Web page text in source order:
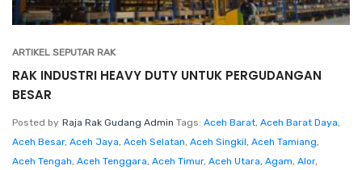
ARTIKEL SEPUTAR RAK
RAK INDUSTRI HEAVY DUTY UNTUK PERGUDANGAN
BESAR
Posted by Raja Rak Gudang Admin Tags: Aceh Barat, Aceh Barat Daya,
Aceh Besar, Aceh Jaya, Aceh Selatan, Aceh Singkil, Aceh Tamiang,
Aceh Tengah, Aceh Tenggara, Aceh Timur, Aceh Utara, Agam, Alor,